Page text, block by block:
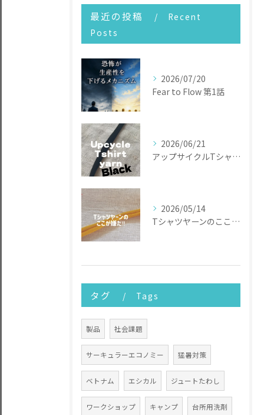
最近の投稿
Recent
Posts
2026/07/20
Fear to Flow 第1話
2026/06/21
アップサイクルTシャツヤーン
2026/05/14
Tシャツヤーンのここが嫌だ
タグ Tags
製品 社会課題
サーキュラーエコノミー 猛暑対策
ベトナム エシカル ジュートたわし
ワークショップ キャンプ 台所用洗剤